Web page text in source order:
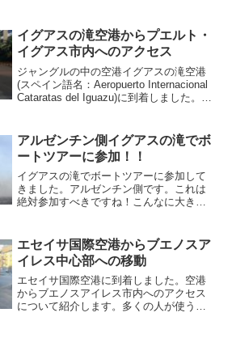
か楽しみです。
イグアスの滝空港からプエルト・
イグアス市内へのアクセス
ジャングルの中の空港イグアスの滝空港
(スペイン語名：Aeropuerto Internacional
Cataratas del Iguazu)に到着しました。こ
空港の方がイグアスの滝には近いのです
が…)。
アルゼンチン側イグアスの滝でボ
ートツアーに参加！！
イグアスの滝でボートツアーに参加して
きました。アルゼンチン側です。これは
絶対参加すべきですね！こんなに大きな
い格好でいかないと悲惨なことになるの
で、水着など準備していきましょう。
エセイサ国際空港からブエノスア
イレス中心部への移動
エセイサ国際空港に到着しました。空港
からブエノスアイレス市内へのアクセス
について紹介します。多くの人が使うの